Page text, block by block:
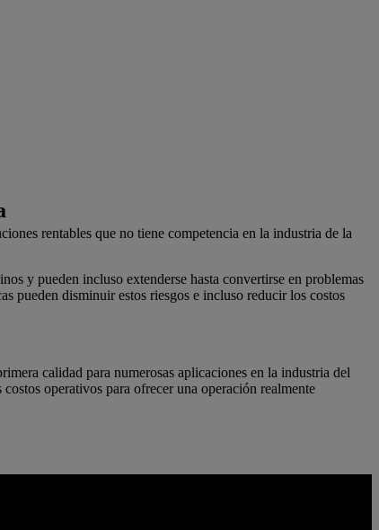
rentables que no tiene competencia en la industria de la
y pueden incluso extenderse hasta convertirse en problemas
pueden disminuir estos riesgos e incluso reducir los costos
calidad para numerosas aplicaciones en la industria del
operativos para ofrecer una operación realmente